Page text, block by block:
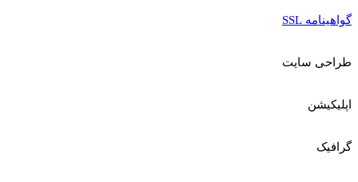
گواهینامه SSL
طراحی سایت
اپلیکیشن
گرافیک